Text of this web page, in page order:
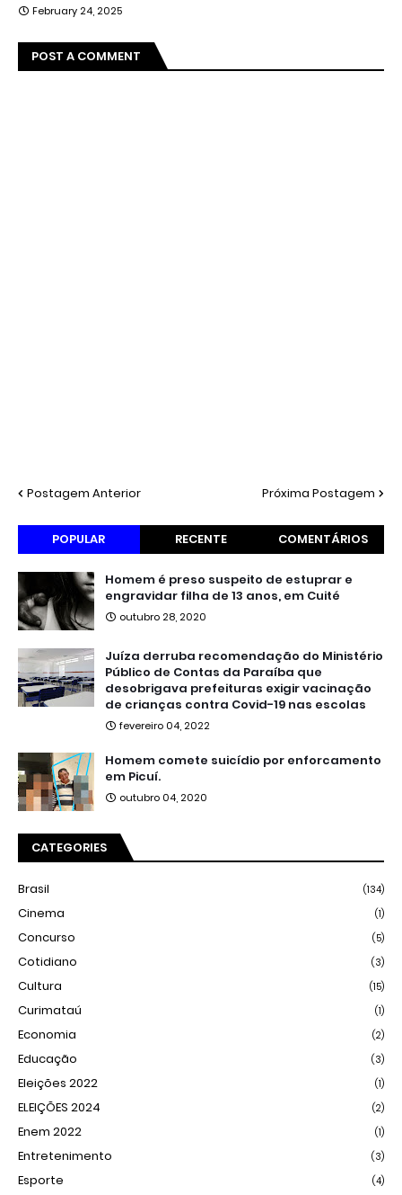
February 24, 2025
POST A COMMENT
Postagem Anterior Próxima Postagem
POPULAR RECENTE COMENTÁRIOS
Homem é preso suspeito de estuprar e
engravidar filha de 13 anos, em Cuité
outubro 28, 2020
Juíza derruba recomendação do Ministério
Público de Contas da Paraíba que
desobrigava prefeituras exigir vacinação
de crianças contra Covid-19 nas escolas
fevereiro 04, 2022
Homem comete suicídio por enforcamento
em Picuí.
outubro 04, 2020
CATEGORIES
Brasil (134)
Cinema (1)
Concurso (5)
Cotidiano (3)
Cultura (15)
Curimataú (1)
Economia (2)
Educação (3)
Eleições 2022 (1)
ELEIÇÕES 2024 (2)
Enem 2022 (1)
Entretenimento (3)
Esporte (4)